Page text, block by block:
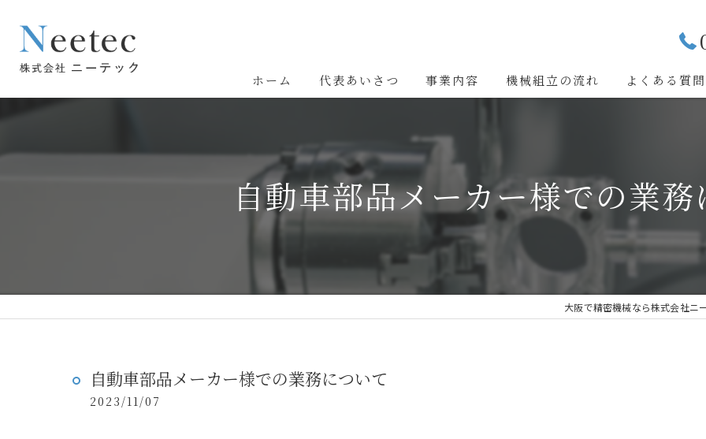
ホーム 代表あいさつ 事業内容 機械組立の流れ よくある質問
自動車部品メーカー様での業
大阪で精密機械なら株式会社ニ
自動車部品メーカー様での業務について
2023/11/07